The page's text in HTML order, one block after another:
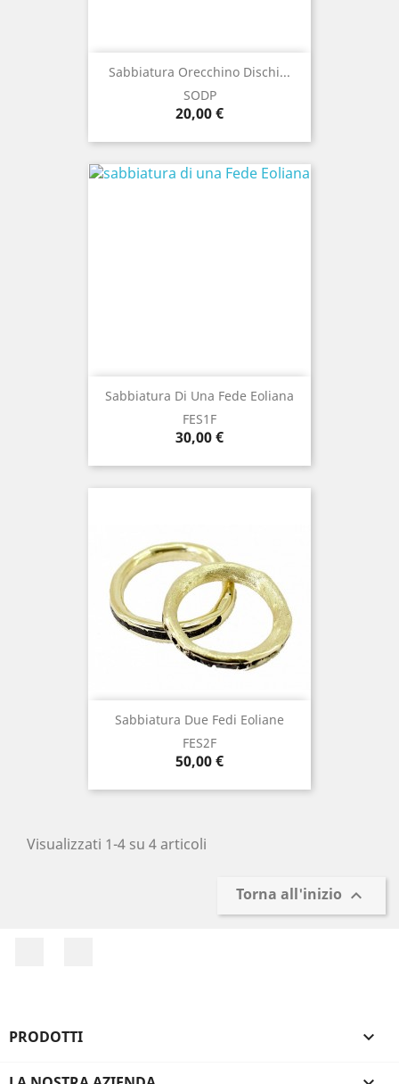
Sabbiatura Orecchino Dischi...
SODP
Prezzo
20,00 €
Sabbiatura Di Una Fede Eoliana
FES1F
Prezzo
30,00 €
Sabbiatura Due Fedi Eoliane
FES2F
Prezzo
50,00 €
Visualizzati 1-4 su 4 articoli
Torna all'inizio 
PRODOTTI 